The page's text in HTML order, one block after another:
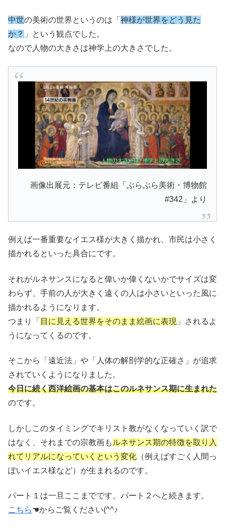
中世の美術の世界というのは「 神様が世界をどう見た
か？ 」という観点でした。
なので人物の大きさは神学上の大きさでした。
画像出展元：テレビ番組「ぶらぶら美術・博物館
#342」より
例えば一番重要なイエス様が大きく描かれ、市民は小さく
描かれるといった具合にです。
それがルネサンスになると偉いか偉くないかでサイズは変
わらず、手前の人が大きく遠くの人は小さいといった風に
描かれるようになります。
つまり「 目に見える世界をそのまま絵画に表現 」されるよ
うになってくるのです。
そこから「遠近法」や「人体の解剖学的な正確さ」が追求
されていくようになりました。
今日に続く西洋絵画の基本はこのルネサンス期に生まれた
のです。
しかしこのタイミングでキリスト教がなくなっていく訳で
はなく、それまでの宗教画も ルネサンス期の特徴を取り入
れてリアルになっていくという変化 （例えばすごく人間っ
ぽいイエス様など）が生まれるのです。
パート１は一旦ここまでです。パート２へと続きます。
こちら☚からご覧ください(^^♪